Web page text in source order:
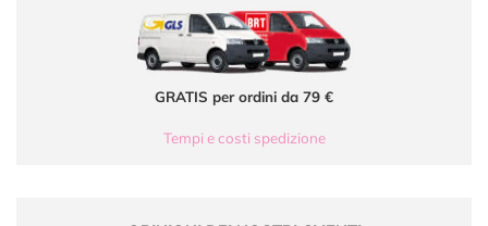
GRATIS per ordini da 79 €
Tempi e costi spedizione